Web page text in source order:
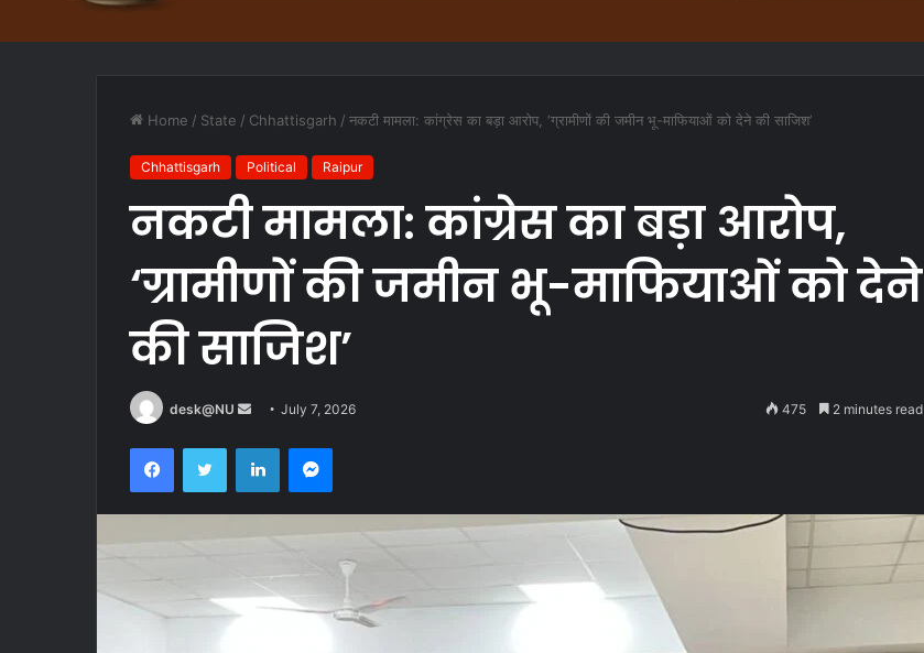
Home / State / Chhattisgarh / नकटी मामला: कांग्रेस का बड़ा आरोप, ‘ग्रामीणों की जमीन भू-माफियाओं को देने की साजिश’
Chhattisgarh Political Raipur
नकटी मामला: कांग्रेस का बड़ा आरोप,
‘ग्रामीणों की जमीन भू-माफियाओं को देने
की साजिश’
desk@NU
Send
email
July 7, 2026 475 2 minutes read
FacebookTwitter LinkedInMessenger